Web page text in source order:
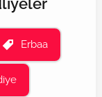
Erbaa